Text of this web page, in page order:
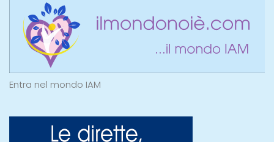
Entra nel mondo IAM